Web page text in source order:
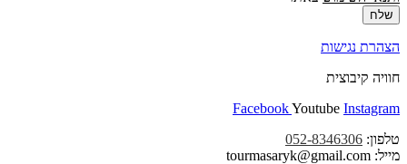
שלח
הצהרת נגישות
חוויה קיבוצית
FacebookYoutube Instagram
טלפון: 052-8346306
מייל: tourmasaryk@gmail.com